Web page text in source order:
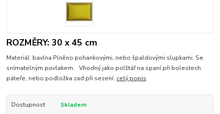
ROZMĚRY: 30 x 45 cm
Materiál: bavlna Plněno pohankovými, nebo špaldovými slupkami. Se
snímatelným povlakem. Vhodný jako polštář na spaní při bolestech
páteře, nebo podložka zad při sezení. celý popis
Dostupnost
Skladem